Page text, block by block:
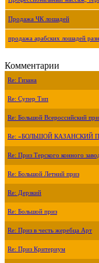
Продажа ЧК лошадей
продажа арабских лошадей
Комментарии
Re: Гизана
Re: Супер Тип
Re: Большой Всероссийский
Re: «БОЛЬШОЙ КАЗАНСКИЙ
Re: Приз Терского конного
Re: Большой Летний приз
Re: Дерзкий
Re: Большой приз
Re: Приз в честь жеребца Арт
Re: Приз Критериум